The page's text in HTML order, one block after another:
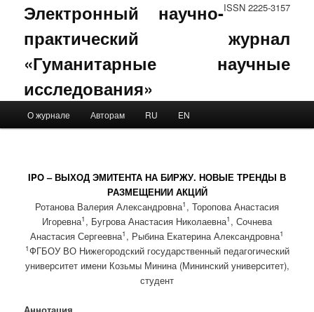
ISSN 2225-3157
Электронный научно-
практический журнал
«Гуманитарные научные
исследования»
Skip to primary content
Skip to secondary content
О журнале Авторам RU EN
IPO – ВЫХОД ЭМИТЕНТА НА БИРЖУ. НОВЫЕ ТРЕНДЫ В
РАЗМЕЩЕНИИ АКЦИЙ
Ротанова Валерия Александровна1 , Торопова Анастасия
Игоревна1 , Бугрова Анастасия Николаевна1 , Сочнева
Анастасия Сергеевна1 , Рыбина Екатерина Александровна1
1ФГБОУ ВО Нижегородский государственный педагогический
университет имени Козьмы Минина (Мининский университет),
студент